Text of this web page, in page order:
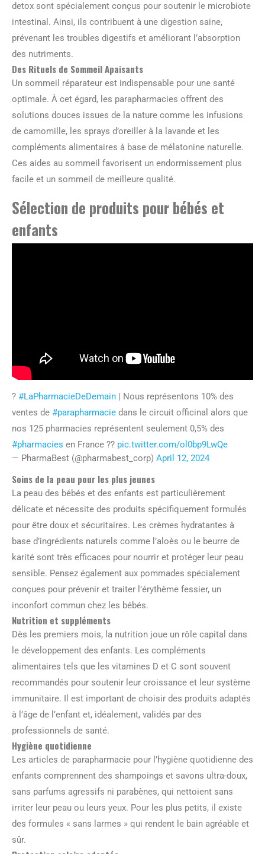
detox sont spécialement conçus pour soutenir le microbiote
intestinal. Ainsi, ils contribuent à une digestion saine,
prévenant les troubles digestifs et améliorant l’absorption
des nutriments.
Des Rituels de Sommeil Apaisants
Un sommeil réparateur est indispensable pour une santé
optimale. À cet égard, les parapharmacies offrent des
solutions douces issues de la nature comme les infusions
de camomille, les sprays d’oreiller à la lavande et les
compléments alimentaires à base de mélatonine naturelle.
Ces aides au sommeil favorisent un endormissement plus
facile et un sommeil de meilleure qualité.
Sélection de produits pour bébés et
enfants
? #LaPharmacieDeDemain | Nous représentons 10% des
ventes de #parapharmacie dans le circuit officinal alors que
nos 125 pharmacies représentent seulement 0,5% des
#pharmacies en France ?? pic.twitter.com/ol0bp9LwQe
— PharmaBest (@pharmabest_corp) April 12, 2024
Soins de la peau pour les plus jeunes
La peau des bébés et des enfants est particulièrement
délicate et nécessite des produits spécifiquement formulés
pour être doux et sécuritaires. Les crèmes hydratantes à
base d’ingrédients naturels comme l’aloès ou le beurre de
karité sont très efficaces pour nourrir et protéger leur peau
sensible. Pensez également aux pommades spécialement
conçues pour prévenir et traiter l’érythème fessier, un
inconfort commun chez les bébés.
Nutrition et suppléments
Dès les premiers mois, la nutrition joue un rôle capital dans
le développement des enfants. Les compléments
alimentaires tels que les vitamines D et C sont souvent
recommandés pour soutenir leur croissance et leur système
immunitaire. Il est important de choisir des produits adaptés
à l’âge de l’enfant et, idéalement, validés par des
professionnels de santé.
Hygiène quotidienne
Les articles de parapharmacie pour l’hygiène quotidienne des
enfants comprennent des shampoings et savons ultra-doux,
sans parfums agressifs ni parabènes, qui nettoient sans
irriter leur peau ou leurs yeux. Pour les plus petits, il existe
des formules « sans larmes » qui rendent le bain agréable et
sûr.